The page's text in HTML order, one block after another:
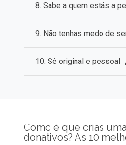
8. Sabe a quem estás a
9. Não tenhas medo de
10. Sê original e pessoal
Como é que crias
donativos? As 10